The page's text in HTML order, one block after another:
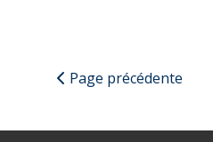
Page précédente